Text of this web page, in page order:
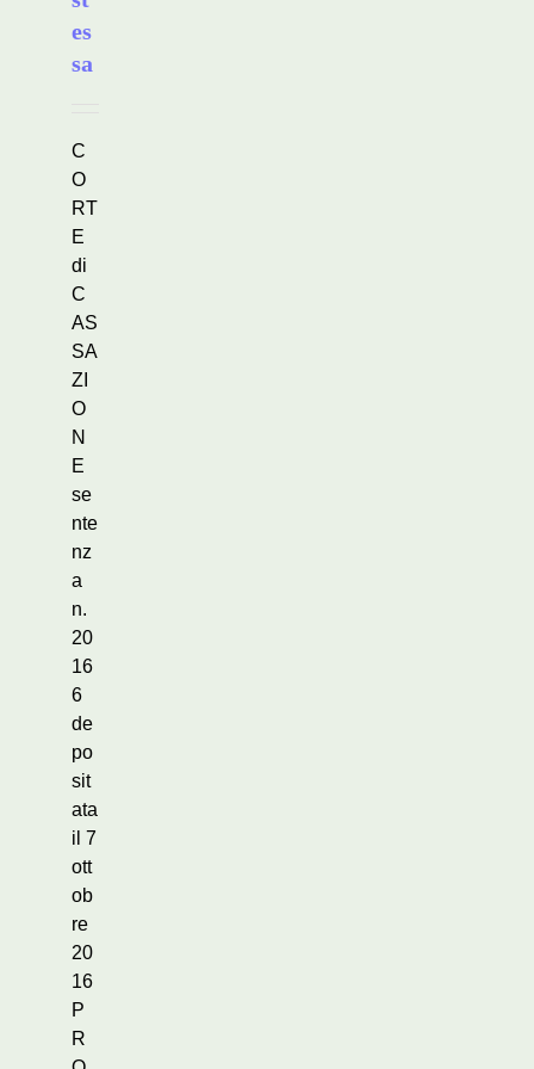
es
sa
C
O
RT
E
di
C
AS
SA
ZI
O
N
E
se
nte
nz
a
n.
20
16
6
de
po
sit
ata
il 7
ott
ob
re
20
16
P
R